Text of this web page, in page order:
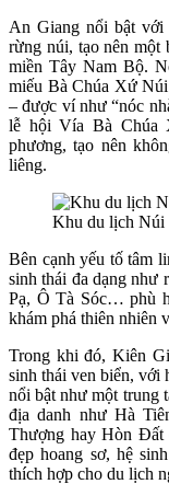
An Giang nổi bật
rừng núi, tạo nên một
miền Tây Nam Bộ.
miếu Bà Chúa Xứ
– được ví như “nóc
lễ hội Vía Bà Chúa
phương, tạo nên
liêng.
Khu du lịch Núi
Bên cạnh yếu tố tâm
sinh thái đa dạng như
Pạ, Ô Tà Sóc… phù
khám phá thiên nhiên
Trong khi đó, Kiên
sinh thái ven biển, với
nổi bật như một trung
địa danh như Hà
Thượng hay Hòn Đất
đẹp hoang sơ, hệ
thích hợp cho du lịch